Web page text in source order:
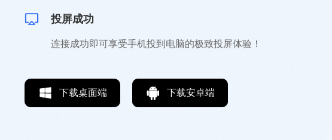
投屏成功
连接成功即可享受手机投到电脑的极致投屏体验！
下载桌面端 下载安卓端